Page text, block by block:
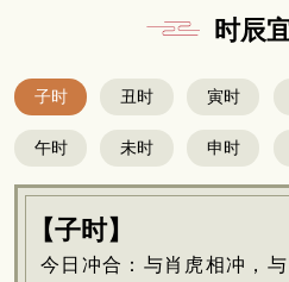
时辰
子时 丑时 寅时
午时 未时 申时
【子时】
今日冲合：与肖虎相冲，